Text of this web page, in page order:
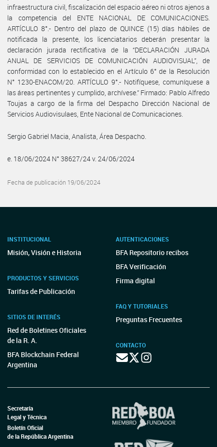
infraestructura civil, fiscalización del espacio aéreo ni otros ajenos a
la competencia del ENTE NACIONAL DE COMUNICACIONES.
ARTÍCULO 8°.- Dentro del plazo de QUINCE (15) días hábiles de
notificada la presente, los licenciatarios deberán presentar la
declaración jurada rectificativa de la “DECLARACIÓN JURADA
ANUAL DE SERVICIOS DE COMUNICACIÓN AUDIOVISUAL”, de
conformidad con lo establecido en el Artículo 6° de la Resolución
N° 1230-ENACOM/20. ARTÍCULO 9°.- Notifíquese, comuníquese a
las áreas pertinentes y cumplido, archívese.” Firmado: Pablo Alfredo
Toujas a cargo de la firma del Despacho Dirección Nacional de
Servicios Audiovisulaes, Ente Nacional de Comunicaciones.
Sergio Gabriel Macia, Analista, Área Despacho.
e. 18/06/2024 N° 38627/24 v. 24/06/2024
Fecha de publicación 19/06/2024
INSTITUCIONAL
Misión, Visión e Historia
PRODUCTOS Y SERVICIOS
Tarifas de Publicación
SITIOS DE INTERÉS
Red de Boletines Oficiales
de la R. A.
BFA Blockchain Federal
Argentina
AUTENTICACIONES
BFA Repositorio recibos
BFA Verificación
Firma digital
FAQ Y TUTORIALES
Preguntas Frecuentes
CONTACTO
Secretaría
Legal y Técnica
Boletín Oficial
de la República Argentina